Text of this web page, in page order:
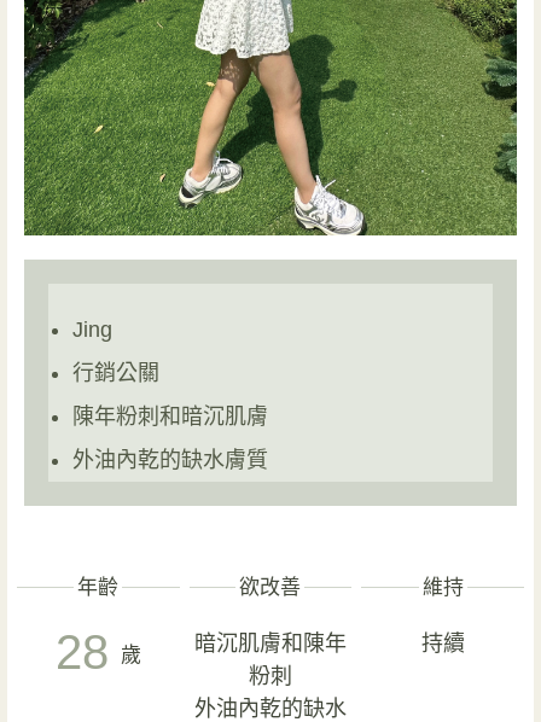
Jing
行銷公關
陳年粉刺和暗沉肌膚
外油內乾的缺水膚質
年齡
28 歲
欲改善
暗沉肌膚和陳年
粉刺
外油內乾的缺水
維持
持續